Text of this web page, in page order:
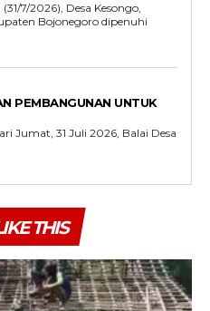
7/2026), Desa Kesongo,
Bojonegoro dipenuhi
PEMBANGUNAN UNTUK
Jumat, 31 Juli 2026, Balai Desa
THIS